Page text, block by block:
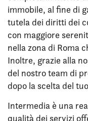
immobile, al fine di
tutela dei diritti dei
con maggiore
nella zona di Roma
Inoltre, grazie alla
del nostro team di
dopo la scelta del
Intermedia è una
qualità dei servizi